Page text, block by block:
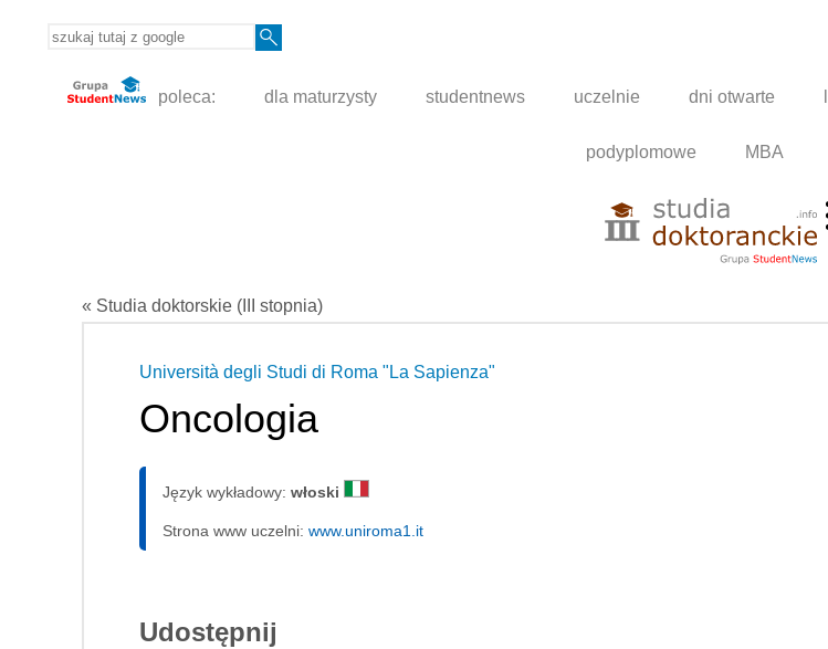
poleca: dla maturzysty studentnews uczelnie dni otwarte
podyplomowe MBA
« Studia doktorskie (III stopnia)
Università degli Studi di Roma "La Sapienza"
Oncologia
Język wykładowy: włoski
Strona www uczelni: www.uniroma1.it
Udostępnij